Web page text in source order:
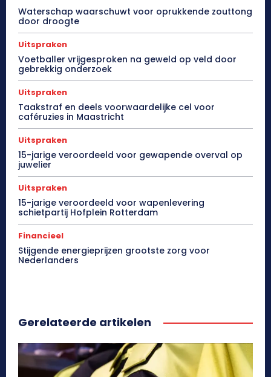
Waterschap waarschuwt voor oprukkende zouttong
door droogte
Uitspraken
Voetballer vrijgesproken na geweld op veld door
gebrekkig onderzoek
Uitspraken
Taakstraf en deels voorwaardelijke cel voor
caféruzies in Maastricht
Uitspraken
15-jarige veroordeeld voor gewapende overval op
juwelier
Uitspraken
15-jarige veroordeeld voor wapenlevering
schietpartij Hofplein Rotterdam
Financieel
Stijgende energieprijzen grootste zorg voor
Nederlanders
Gerelateerde artikelen